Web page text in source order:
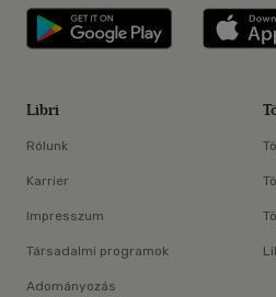
Libri
Libri
Rólunk
Karrier
Impresszum
Társadalmi programok
Adományozás